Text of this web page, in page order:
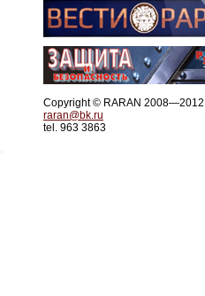
Copyright © RARAN 2008—2012
raran@bk.ru
tel. 963 3863